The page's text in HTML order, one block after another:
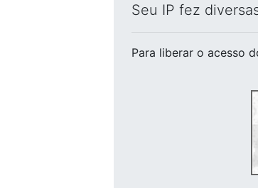
Seu IP fez
Para liberar o acesso